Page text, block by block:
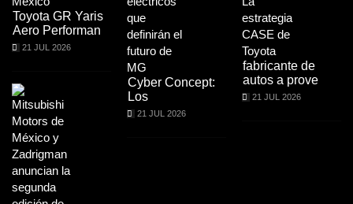
Toyota GR Yaris
Aero Performan
21 JUL 2026
Cyber Concept:
Los
21 JUL 2026
fabricante de
autos a prove
21 JUL 2026